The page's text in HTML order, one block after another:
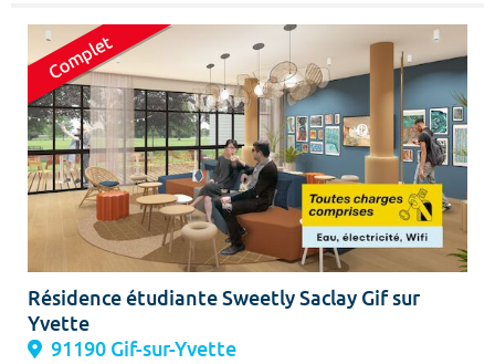
Résidence étudiante Sweetly Saclay Gif sur
Yvette
91190 Gif-sur-Yvette